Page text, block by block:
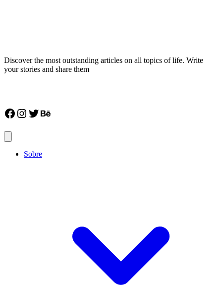
Discover the most outstanding articles on all topics of life. Write
your stories and share them
Facebook
Instagram
Twitter
Behance
Sobre